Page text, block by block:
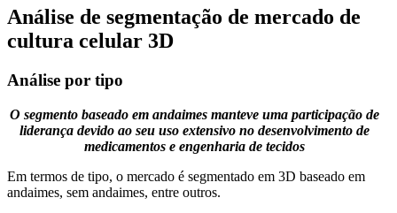
Análise de segmentação de mercado de
cultura celular 3D
Análise por tipo
O segmento baseado em andaimes manteve uma participação de
liderança devido ao seu uso extensivo no desenvolvimento de
medicamentos e engenharia de tecidos
Em termos de tipo, o mercado é segmentado em 3D baseado em
andaimes, sem andaimes, entre outros.